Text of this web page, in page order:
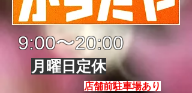
9:00〜20:00
月曜日定休
店舗前駐車場あり